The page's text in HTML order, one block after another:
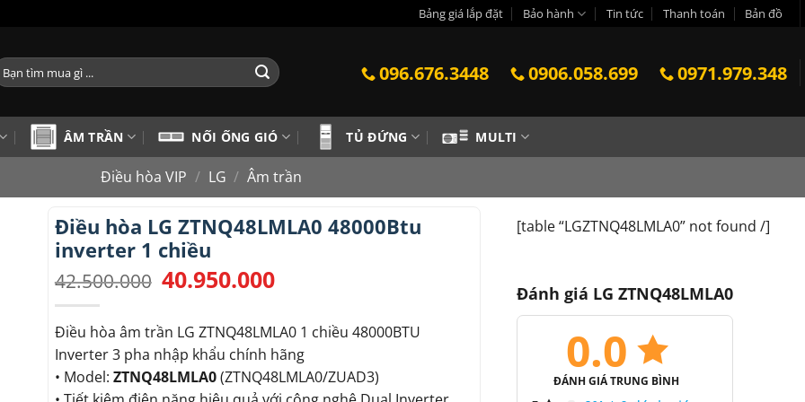
Bảng giá lắp đặt Bảo hành Tin tức Thanh toán Bản đồ
096.676.3448 0906.058.699 0971.979.348
ÂM TRẦN NỐI ỐNG GIÓ TỦ ĐỨNG MULTI
Điều hòa VIP / LG / Âm trần
Điều hòa LG ZTNQ48LMLA0 48000Btu
inverter 1 chiều
42.500.000 Giá
gốc
42.500.000.
40.950.000
là:
40.950.000.
Điều hòa âm trần LG ZTNQ48LMLA0 1 chiều 48000BTU
Inverter 3 pha nhập khẩu chính hãng
• Model: ZTNQ48LMLA0(ZTNQ48LMLA0/ZUAD3)
[table “LGZTNQ48LMLA0” not found /]
Đánh giá LG ZTNQ48LMLA0
0.0
ĐÁNH GIÁ TRUNG BÌNH